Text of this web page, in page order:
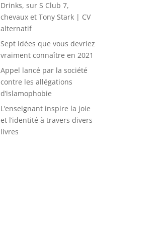
Drinks, sur S Club 7,
chevaux et Tony Stark | CV
alternatif
Sept idées que vous devriez
vraiment connaître en 2021
Appel lancé par la société
contre les allégations
d’islamophobie
L’enseignant inspire la joie
et l’identité à travers divers
livres